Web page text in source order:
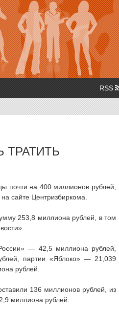
RSS
ТРАТИТЬ
почти на 400 миллионов рублей,
сайте Центризбиркома.
253,8 миллиона рублей, в том
— 42,5 миллиона рублей,
партии «Яблоко» — 21,039
рублей.
136 миллионов рублей, из
миллиона рублей.